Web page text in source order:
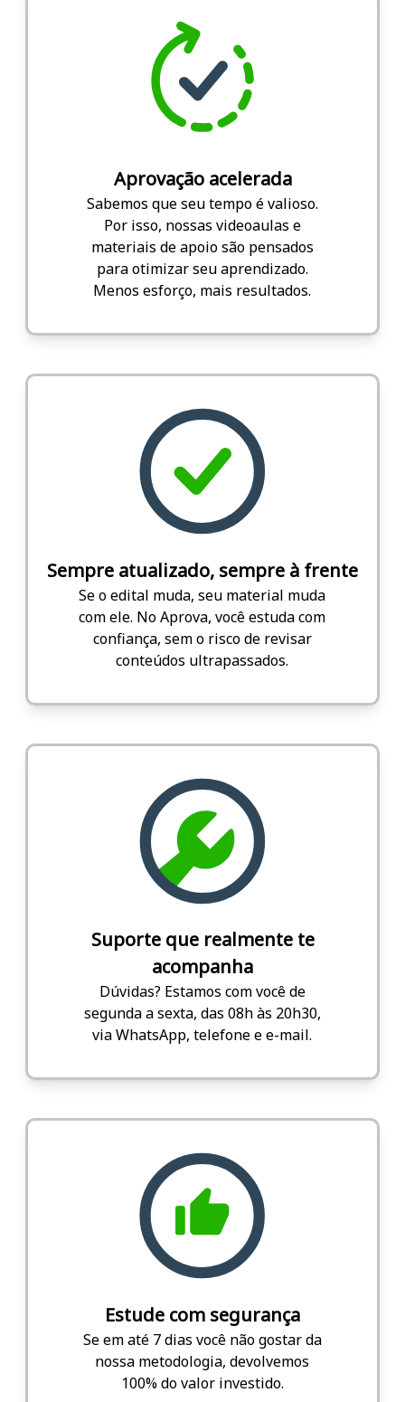
Aprovação acelerada
Sabemos que seu tempo é valioso.
Por isso, nossas videoaulas e
materiais de apoio são pensados
para otimizar seu aprendizado.
Menos esforço, mais resultados.
Sempre atualizado, sempre à frente
Se o edital muda, seu material muda
com ele. No Aprova, você estuda com
confiança, sem o risco de revisar
conteúdos ultrapassados.
Suporte que realmente te
acompanha
Dúvidas? Estamos com você de
segunda a sexta, das 08h às 20h30,
via WhatsApp, telefone e e-mail.
Estude com segurança
Se em até 7 dias você não gostar da
nossa metodologia, devolvemos
100% do valor investido.